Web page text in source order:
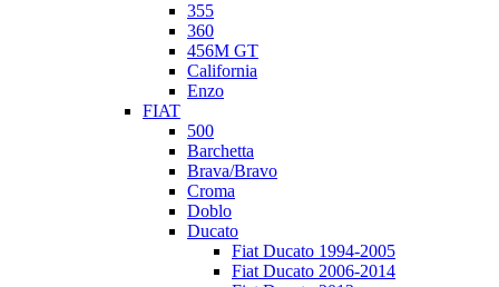
355
360
456M GT
California
Enzo
FIAT
500
Barchetta
Brava/Bravo
Croma
Doblo
Ducato
Fiat Ducato 1994-2005
Fiat Ducato 2006-2014